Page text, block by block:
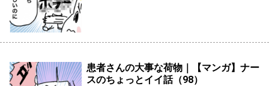
患者さんの大事な荷物｜【マンガ】ナー
スのちょっとイイ話（98）